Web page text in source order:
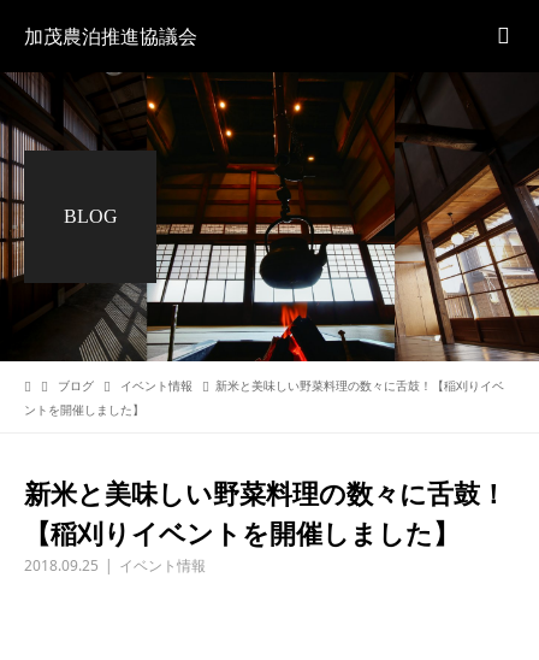
加茂農泊推進協議会
BLOG
ブログ イベント情報
新米と美味しい野菜料理の数々に舌鼓！【稲刈りイベ
ントを開催しました】
新米と美味しい野菜料理の数々に舌鼓！
【稲刈りイベントを開催しました】
2018.09.25 イベント情報